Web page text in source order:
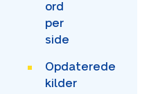
ord
per
side
Opdaterede
kilder